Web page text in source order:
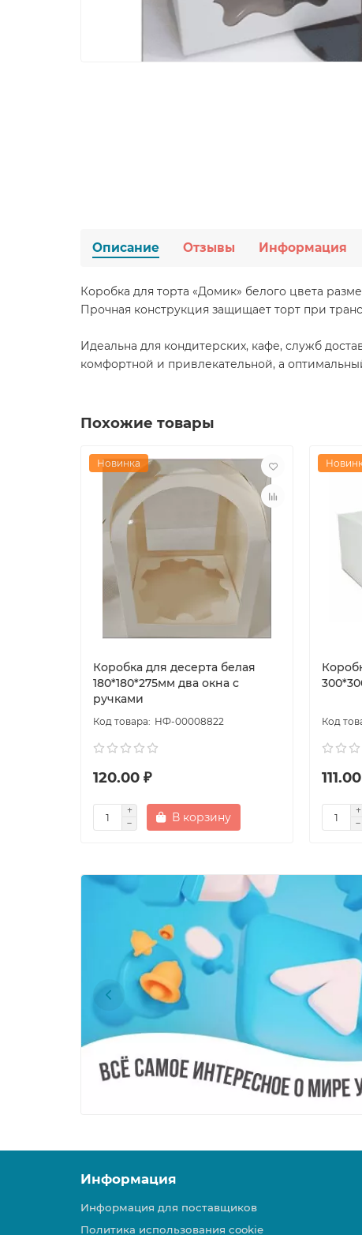
Описание Отзывы Информация
Коробка для торта «Домик» белого цвета
Прочная конструкция защищает торт при
Идеальна для кондитерских, кафе, служб
комфортной и привлекательной, а
Похожие товары
Новинка
Коробка для десерта белая
180*180*275мм два окна с
ручками
НФ-00008822
120.00 ₽
В корзину
Информация
Информация для поставщиков
Политика использования cookie